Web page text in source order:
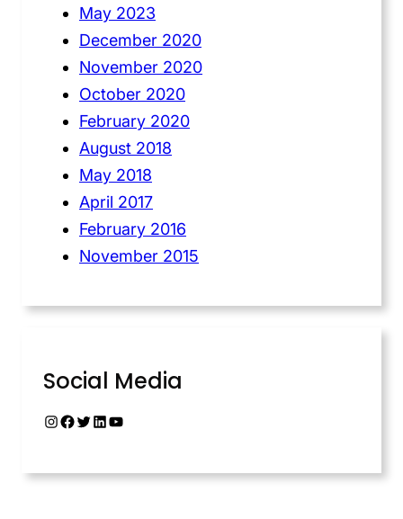
May 2023
December 2020
November 2020
October 2020
February 2020
August 2018
May 2018
April 2017
February 2016
November 2015
Social Media